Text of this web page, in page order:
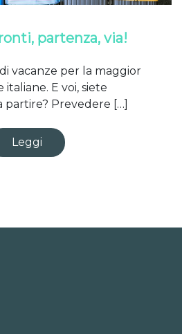
partenza, via!
vacanze per la maggior
E voi, siete
Prevedere […]
Leggi